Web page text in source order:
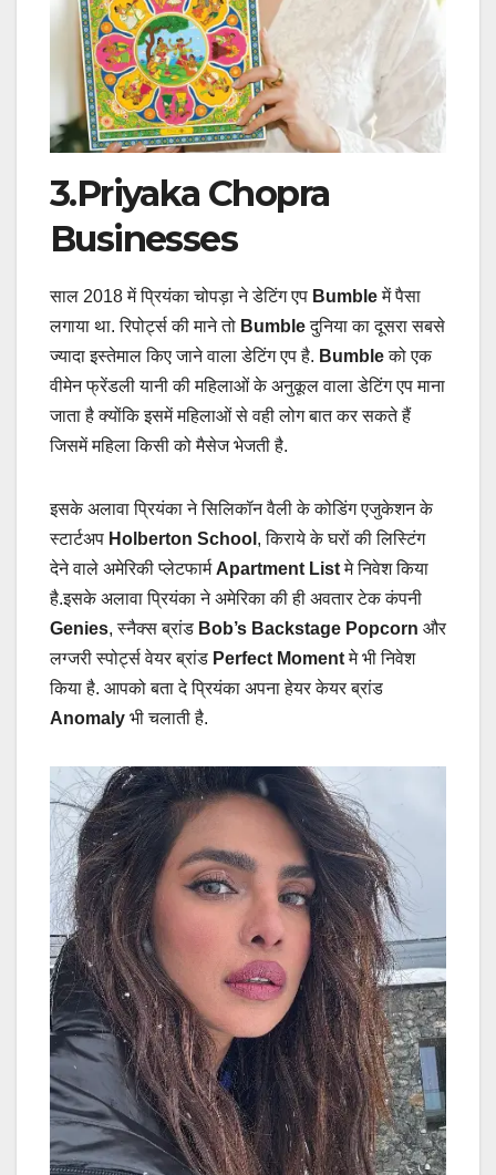
3.Priyaka Chopra
Businesses
साल 2018 में प्रियंका चोपड़ा ने डेटिंग एप Bumbleमें पैसा
लगाया था. रिपोर्ट्स की माने तो Bumbleदुनिया का दूसरा सबसे
ज्यादा इस्तेमाल किए जाने वाला डेटिंग एप है. Bumbleको एक
वीमेन फ्रेंडली यानी की महिलाओं के अनुकूल वाला डेटिंग एप माना
जाता है क्योंकि इसमें महिलाओं से वही लोग बात कर सकते हैं
जिसमें महिला किसी को मैसेज भेजती है.
इसके अलावा प्रियंका ने सिलिकॉन वैली के कोडिंग एजुकेशन के
स्टार्टअप Holberton School , किराये के घरों की लिस्टिंग
देने वाले अमेरिकी प्लेटफार्म Apartment Listमे निवेश किया
है.इसके अलावा प्रियंका ने अमेरिका की ही अवतार टेक कंपनी
Genies, स्नैक्स ब्रांड Bob’s Backstage Popcorn और
लग्जरी स्पोर्ट्स वेयर ब्रांड Perfect Momentमे भी निवेश
किया है. आपको बता दे प्रियंका अपना हेयर केयर ब्रांड
Anomaly भी चलाती है.